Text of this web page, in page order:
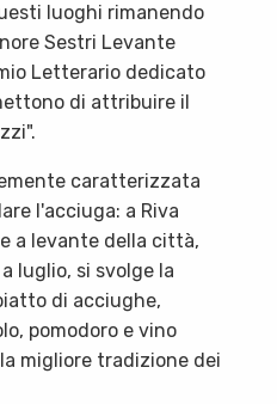
luoghi rimanendo
Sestri Levante
Letterario dedicato
di attribuire il
caratterizzata
l'acciuga: a Riva
a levante della città,
luglio, si svolge la
di acciughe,
pomodoro e vino
migliore tradizione dei